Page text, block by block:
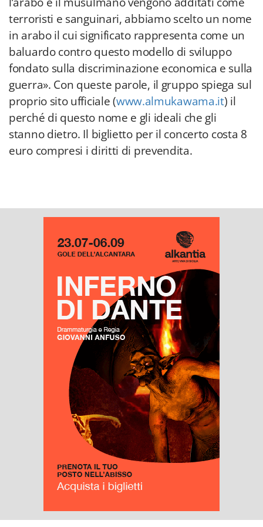
terroristi e sanguinari, abbiamo scelto un nome
in arabo il cui significato rappresenta come un
baluardo contro questo modello di sviluppo
fondato sulla discriminazione economica e sulla
guerra». Con queste parole, il gruppo spiega sul
proprio sito ufficiale (www.almukawama.it) il
perché di questo nome e gli ideali che gli
stanno dietro. Il biglietto per il concerto costa 8
euro compresi i diritti di prevendita.